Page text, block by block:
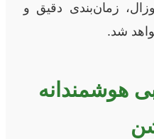
زمان‌بندی دقیق و
شد.
هوشمندانه